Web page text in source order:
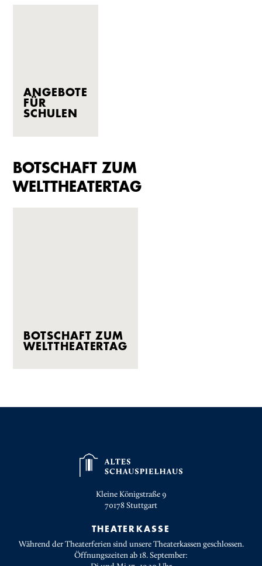
ANGEBOTE
FÜR
SCHULEN
BOTSCHAFT ZUM
WELTTHEATERTAG
BOTSCHAFT ZUM
WELTTHEATERTAG
Kleine Königstraße 9
70178Stuttgart
THEATERKASSE
Während der Theaterferien sind unsere Theaterkassen geschlossen.
Öffnungszeiten ab 18. September: